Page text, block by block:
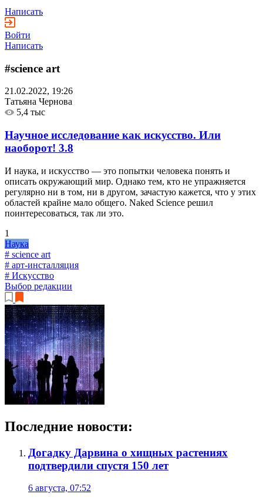
Написать
Войти
Написать
#science art
21.02.2022, 19:26
Татьяна Чернова
5,4 тыс
Научное исследование как искусство. Или
наоборот! 3.8
И наука, и искусство — это попытки человека понять и
описать окружающий мир. Однако тем, кто не упражняется
регулярно ни в том, ни в другом, зачастую кажется, что у этих
областей крайне мало общего. Naked Science решил
поинтересоваться, так ли это.
1
Наука
# science art
# арт-инсталляция
# Искусство
Выбор редакции
Последние новости:
Догадку Дарвина о хищных растениях
подтвердили спустя 150 лет
6 августа, 07:52